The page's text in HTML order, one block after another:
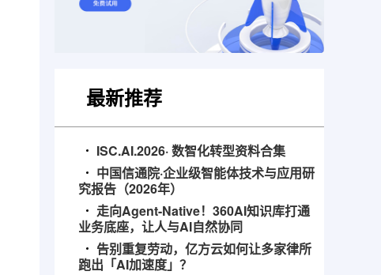
最新推荐
ISC.AI.2026· 数智化转型资料合集
中国信通院·企业级智能体技术与应用研
究报告（2026年）
走向Agent-Native！360AI知识库打通
业务底座，让人与AI自然协同
告别重复劳动，亿方云如何让多家律所
跑出「AI加速度」？